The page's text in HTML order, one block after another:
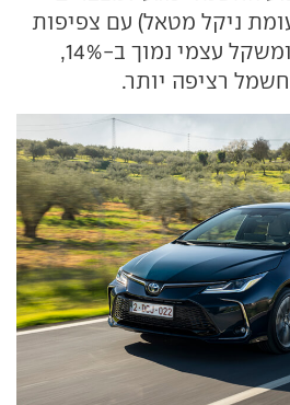
ניקל מטאל) עם צפיפות
תאים גבוהה ב-14% ומשקל עצמי נמוך ב-14%,
רציפה יותר.